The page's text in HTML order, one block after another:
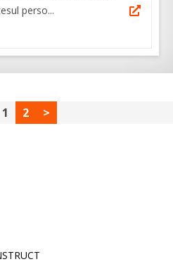
perso...
1 2 >